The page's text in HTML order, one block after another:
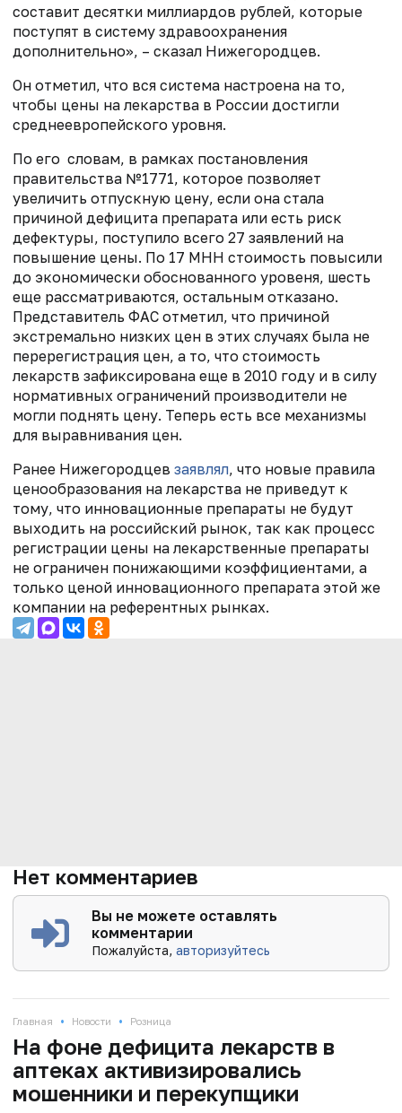
составит десятки миллиардов рублей, которые
поступят в систему здравоохранения
дополнительно», – сказал Нижегородцев.
Он отметил, что вся система настроена на то,
чтобы цены на лекарства в России достигли
среднеевропейского уровня.
По его словам, в рамках постановления
правительства №1771, которое позволяет
увеличить отпускную цену, если она стала
причиной дефицита препарата или есть риск
дефектуры, поступило всего 27 заявлений на
повышение цены. По 17 МНН стоимость повысили
до экономически обоснованного уровеня, шесть
еще рассматриваются, остальным отказано.
Представитель ФАС отметил, что причиной
экстремально низких цен в этих случаях была не
перерегистрация цен, а то, что стоимость
лекарств зафиксирована еще в 2010 году и в силу
нормативных ограничений производители не
могли поднять цену. Теперь есть все механизмы
для выравнивания цен.
Ранее Нижегородцев заявлял, что новые правила
ценообразования на лекарства не приведут к
тому, что инновационные препараты не будут
выходить на российский рынок, так как процесс
регистрации цены на лекарственные препараты
не ограничен понижающими коэффициентами, а
только ценой инновационного препарата этой же
компании на референтных рынках.
Нет комментариев
Вы не можете оставлять
комментарии
Пожалуйста,авторизуйтесь
Главная • Новости • Розница
На фоне дефицита лекарств в
аптеках активизировались
мошенники и перекупщики